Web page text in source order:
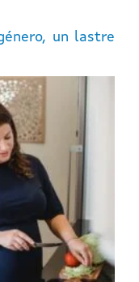
un lastre